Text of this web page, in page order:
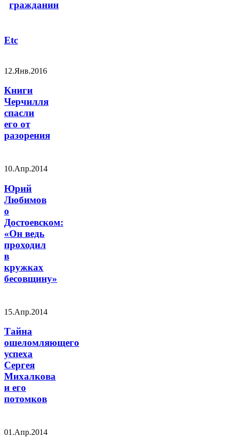
гражданин
Etc
12.Янв.2016
Книги
Черчилля
спасли
его от
разорения
10.Апр.2014
Юрий
Любимов
о
Достоевском:
«Он ведь
проходил
в
кружках
бесовщину»
15.Апр.2014
Тайна
ошеломляющего
успеха
Сергея
Михалкова
и его
потомков
01.Апр.2014